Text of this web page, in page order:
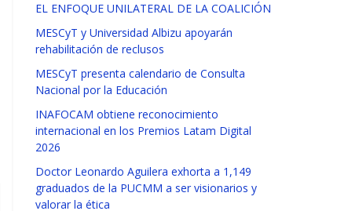
EL ENFOQUE UNILATERAL DE LA COALICIÓN
MESCyT y Universidad Albizu apoyarán
rehabilitación de reclusos
MESCyT presenta calendario de Consulta
Nacional por la Educación
INAFOCAM obtiene reconocimiento
internacional en los Premios Latam Digital
2026
Doctor Leonardo Aguilera exhorta a 1,149
graduados de la PUCMM a ser visionarios y
valorar la ética